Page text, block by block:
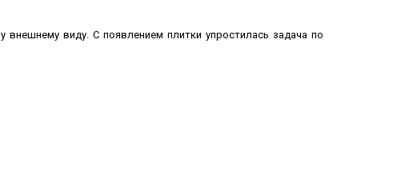
виду. С появлением плитки упростилась задача по